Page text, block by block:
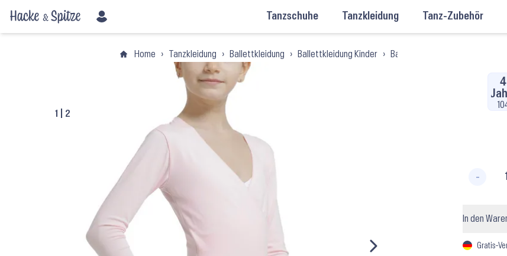
Tanzschuhe Tanzkleidung Tanz-Zubehör
Home › Tanzkleidung › Ballettkleidung › Ballettkleidung Kinder › Ballettkleidung Mädchen
1 2
4
-
In den
Gratis-